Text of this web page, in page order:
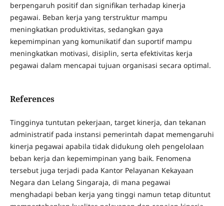
berpengaruh positif dan signifikan terhadap kinerja
pegawai. Beban kerja yang terstruktur mampu
meningkatkan produktivitas, sedangkan gaya
kepemimpinan yang komunikatif dan suportif mampu
meningkatkan motivasi, disiplin, serta efektivitas kerja
pegawai dalam mencapai tujuan organisasi secara optimal.
References
Tingginya tuntutan pekerjaan, target kinerja, dan tekanan
administratif pada instansi pemerintah dapat memengaruhi
kinerja pegawai apabila tidak didukung oleh pengelolaan
beban kerja dan kepemimpinan yang baik. Fenomena
tersebut juga terjadi pada Kantor Pelayanan Kekayaan
Negara dan Lelang Singaraja, di mana pegawai
menghadapi beban kerja yang tinggi namun tetap dituntut